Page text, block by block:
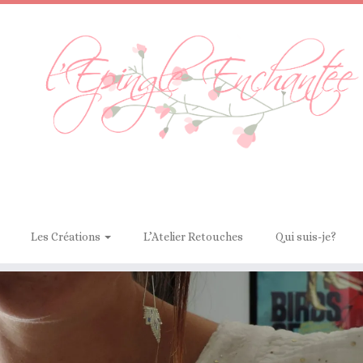
Les Créations L’Atelier Retouches Qui suis-je?